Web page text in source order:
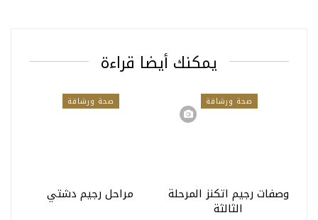
يمكنك أيضا قراءة
صحة ورشاقة
وصفات رجيم اتكنز المرحلة
الثالثة
صحة ورشاقة
مراحل رجيم دشتي